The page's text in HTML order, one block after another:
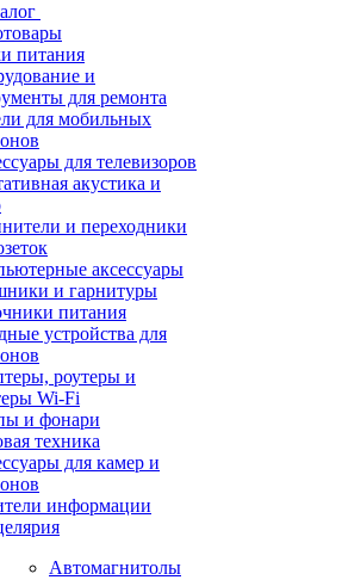
питания
и
для ремонта
для мобильных
для телевизоров
акустика и
и переходники
аксессуары
и гарнитуры
питания
устройства для
роутеры и
Wi-Fi
и фонари
техника
для камер и
информации
Автомагнитолы